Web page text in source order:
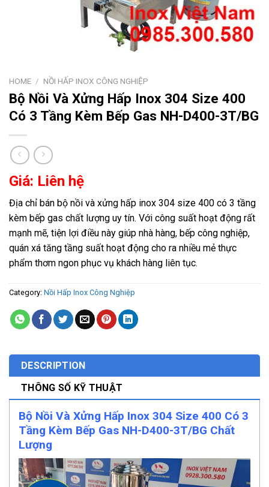
HOME / NỒI HẤP INOX CÔNG NGHIỆP
Bộ Nồi Và Xửng Hấp Inox 304 Size 400
Có 3 Tầng Kèm Bếp Gas NH-D400-3T/BG
Giá: Liên hệ
Địa chỉ bán bộ nồi và xửng hấp inox 304 size 400 có 3 tầng
kèm bếp gas chất lượng uy tín. Với công suất hoạt động rất
mạnh mẽ, tiện lợi điều này giúp nhà hàng, bếp công nghiệp,
quán xá tăng tầng suất hoạt động cho ra nhiều mẻ thực
phẩm thơm ngon phục vụ khách hàng liên tục.
Category: Nồi Hấp Inox Công Nghiệp
DESCRIPTION
THÔNG SỐ KỸ THUẬT
Bộ Nồi Và Xửng Hấp Inox 304 Size 400 Có 3
Tầng Kèm Bếp Gas NH-D400-3T/BG Chất
Lượng